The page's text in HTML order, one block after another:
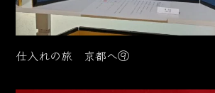
仕入れの旅 京都へ⑨